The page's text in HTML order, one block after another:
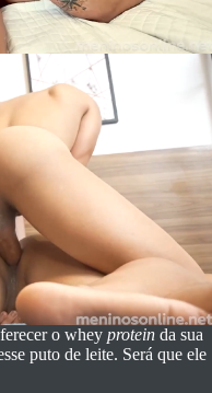
o whey protein da sua
puto de leite. Será que ele